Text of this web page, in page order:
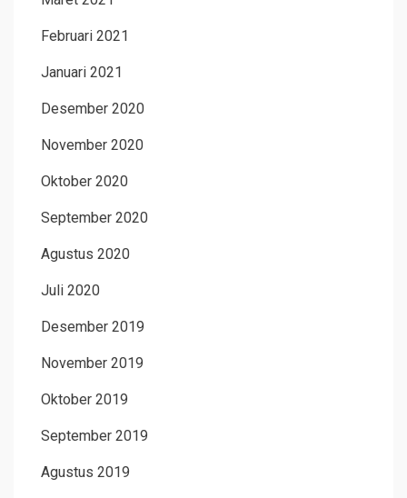
Februari 2021
Januari 2021
Desember 2020
November 2020
Oktober 2020
September 2020
Agustus 2020
Juli 2020
Desember 2019
November 2019
Oktober 2019
September 2019
Agustus 2019